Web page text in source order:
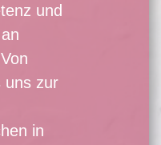
und
uns zur
in